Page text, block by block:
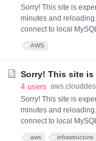
Sorry! This site is
minutes and
connect to local
AWS
Sorry! This site
4 users
Sorry! This site is
minutes and
connect to local
aws infrastructure